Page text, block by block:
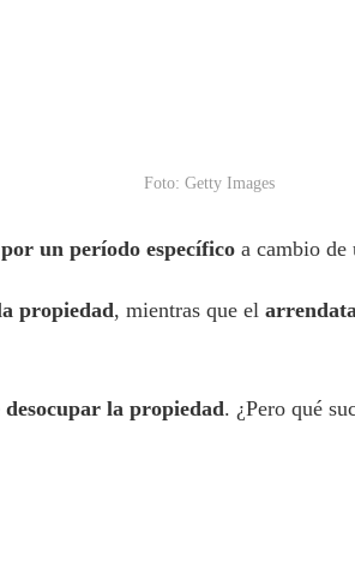
Foto: Getty Images
un período específico a cambio de
propiedad, mientras que el
la propiedad. ¿Pero qué